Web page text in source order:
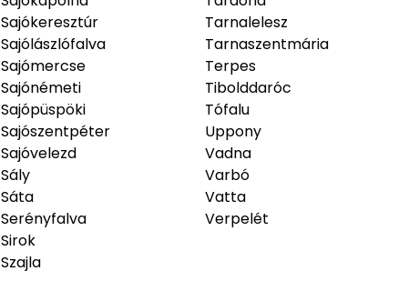
Parasznya
Pétervására
Putnok
Radostyán
Répáshuta
Sajóbábony
Sajóecseg
Sajóivánka
Sajókápolna
Sajókeresztúr
Sajólászlófalva
Sajómercse
Sajónémeti
Szentdomonkos
Szihalom
Szilvásvárad
Szirma
Szirmabesenyő
Szomolya
Szúcs
Tard
Tardona
Tarnalelesz
Tarnaszentmária